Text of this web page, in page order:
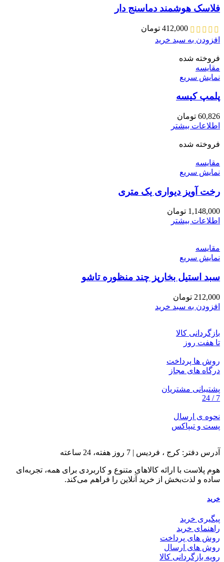
فلاسک هوشمند دماسنج دار
412,000 تومان
افزودن به سبد خرید
فروخته شده
مقايسه
نمایش سریع
پلمپ کیسه
60,826 تومان
اطلاعات بیشتر
فروخته شده
مقايسه
نمایش سریع
رخت آویز دیواری یک متری
1,148,000 تومان
اطلاعات بیشتر
مقايسه
نمایش سریع
سبد استیل بخارپز چند منظوره تاشو
212,000 تومان
افزودن به سبد خرید
بازگردانی کالا
تا هفت روز
روش ها پرداخت
درگاه های مجاز
پشتیبانی مشتریان
7 / 24
نحوه ی ارسال
پست و تیپاکس
آدرس دفتر: کرج ، فردیس | 7 روز هفته، 24 ساعته
هوم پلاست با ارائه کالاهای متنوع و کاربردی برای همه، تجربه‌ای
ساده و لذت‌بخش از خرید آنلاین را فراهم می‌کند.
خرید
پیگیری خرید
راهنمای خرید
روش های پرداخت
روش های ارسال
رویه بازگردانی کالا